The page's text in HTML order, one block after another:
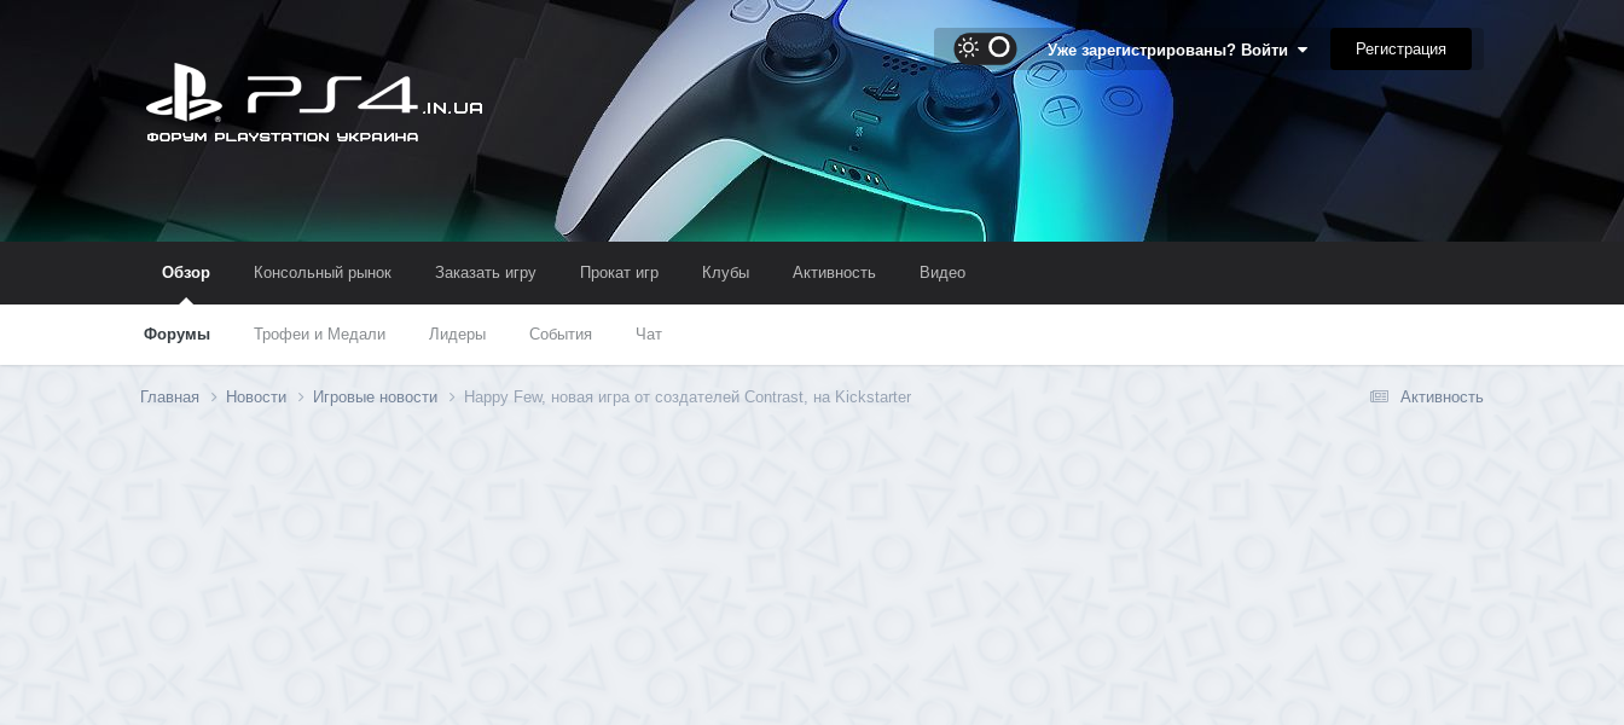
Уже зарегистрированы? Войти Регистрация
Обзор
Форумы Трофеи и Медали Лидеры События Чат
Консольный рынок Заказать игру Прокат игр Клубы Активность Видео
Активность
Главная Новости Игровые новости Happy Few, новая игра от создателей Contrast, на Kickstarter